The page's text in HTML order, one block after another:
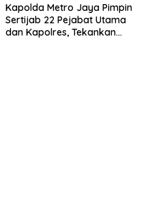
Kapolda Metro Jaya Pimpin
Sertijab 22 Pejabat Utama
dan Kapolres, Tekankan